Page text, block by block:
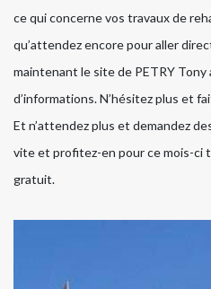
ce qui concerne vos travaux de
qu’attendez encore pour aller
maintenant le site de PETRY Tony
d’informations. N’hésitez plus et
Et n’attendez plus et demandez
vite et profitez-en pour ce mois-ci
gratuit.